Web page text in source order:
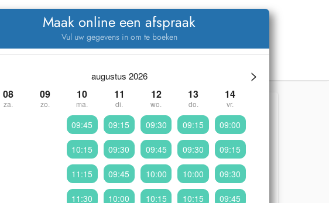
Maak online een afspraak
Vul uw gegevens in om te boeken
>
augustus 2026
08
za.
09
zo.
10
ma.
11
di.
12
wo.
13
do.
14
vr.
09:45
10:15
11:15
11:30
09:15
09:30
09:45
10:00
09:30
09:45
10:00
10:15
09:15
09:30
10:00
10:15
09:00
09:15
09:30
09:45